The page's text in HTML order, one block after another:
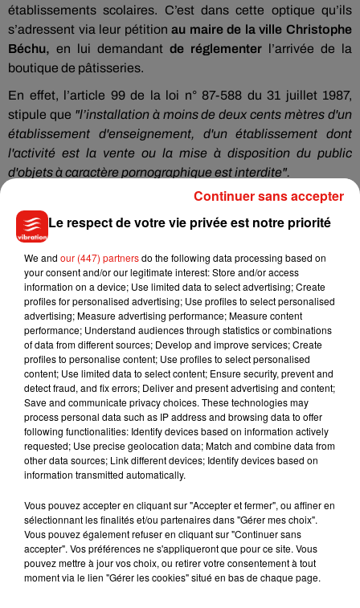
établissements scolaires. C’est dans cette optique qu’ils
s’adressent via leur pétitionau maire de la ville Christophe
Béchu, en lui demandant de réglementer l’arrivée de la
boutique de pâtisseries.
En effet, l’article 99 de la loi n° 87-588 du 31 juillet 1987,
stipule que "l’installation à moins de deux cents mètres d'un
établissement d'enseignement, d'un établissement dont
l'activité est la vente ou la mise à disposition du public
d'objets à caractère pornographique est interdite".
dans le rayon de l’école et du
lycée du Sacré-Cœur.Reste à savoir si leurs produits
peuvent être considérés comme de la pornographie. En
attendant, le responsble de la future franchise angevine
retient surtout que cette affaire"fait beaucoup parler"
d'après les propos recueillis par le journal. À ce jour,
plus de
260 personnesont déjà signé la pétition. Affaire à suivre
donc…
Musique
Benny Blanco invite Selena Gomez et
Tiny Desk invite Charlie Puth pour une
Le respect de votre vie privée est notre priorité
We and our (447) partnersdo the following data processing based on
your consent and/or our legitimate interest: Store and/or access
information on a device; Use limited data to select advertising; Create
profiles for personalised advertising; Use profiles to select personalised
advertising; Measure advertising performance; Measure content
performance; Understand audiences through statistics or combinations
of data from different sources; Develop and improve services; Create
profiles to personalise content; Use profiles to select personalised
content; Use limited data to select content; Ensure security, prevent and
detect fraud, and fix errors; Deliver and present advertising and content;
Save and communicate privacy choices. These technologies may
process personal data such as IP address and browsing data to offer
following functionalities: Identify devices based on information actively
requested; Use precise geolocation data; Match and combine data from
other data sources; Link different devices; Identify devices based on
information transmitted automatically.
Vous pouvez accepter en cliquant sur "Accepter et fermer", ou affiner en
sélectionnant les finalités et/ou partenaires dans "Gérer mes choix".
Vous pouvez également refuser en cliquant sur "Continuer sans
accepter". Vos préférences ne s'appliqueront que pour ce site. Vous
pouvez mettre à jour vos choix, ou retirer votre consentement à tout
moment via le lien "Gérer les cookies" situé en bas de chaque page.
Continuer sans accepter